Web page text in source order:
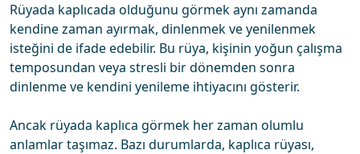
Rüyada kaplıcada olduğunu görmek aynı zamanda
kendine zaman ayırmak, dinlenmek ve yenilenmek
isteğini de ifade edebilir. Bu rüya, kişinin yoğun çalışma
temposundan veya stresli bir dönemden sonra
dinlenme ve kendini yenileme ihtiyacını gösterir.
Ancak rüyada kaplıca görmek her zaman olumlu
anlamlar taşımaz. Bazı durumlarda, kaplıca rüyası,